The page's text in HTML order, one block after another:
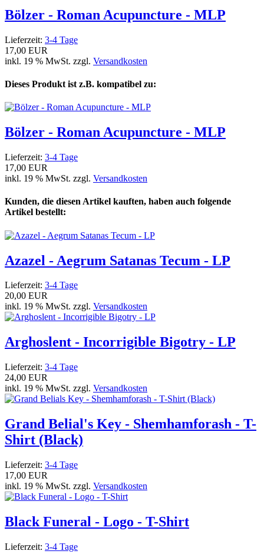
Bölzer - Roman Acupuncture - MLP
Lieferzeit: 3-4 Tage
17,00 EUR
inkl. 19 % MwSt. zzgl. Versandkosten
Dieses Produkt ist z.B. kompatibel zu:
Bölzer - Roman Acupuncture - MLP
Lieferzeit: 3-4 Tage
17,00 EUR
inkl. 19 % MwSt. zzgl. Versandkosten
Kunden, die diesen Artikel kauften, haben auch folgende
Artikel bestellt:
Azazel - Aegrum Satanas Tecum - LP
Lieferzeit: 3-4 Tage
20,00 EUR
inkl. 19 % MwSt. zzgl. Versandkosten
Arghoslent - Incorrigible Bigotry - LP
Lieferzeit: 3-4 Tage
24,00 EUR
inkl. 19 % MwSt. zzgl. Versandkosten
Grand Belial's Key - Shemhamforash - T-
Shirt (Black)
Lieferzeit: 3-4 Tage
17,00 EUR
inkl. 19 % MwSt. zzgl. Versandkosten
Black Funeral - Logo - T-Shirt
Lieferzeit: 3-4 Tage